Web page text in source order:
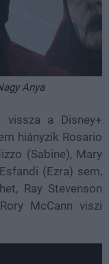
Anya
vissza a Disney+
hiányzik Rosario
(Sabine), Mary
(Ezra) sem,
Ray Stevenson
McCann viszi